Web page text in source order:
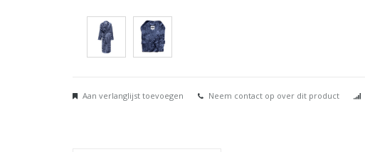
Aan verlanglijst toevoegen Neem contact op over dit product